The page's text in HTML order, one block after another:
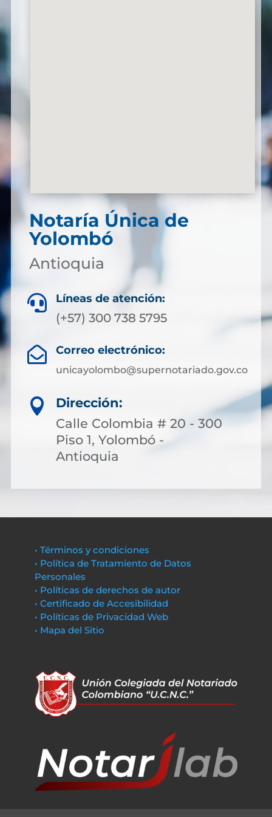
Notaría Única de
Yolombó
Antioquia
 Líneas de atención:
(+57) 300 738 5795
 Correo electrónico:
unicayolombo@supernotariado.gov.co

Dirección:
Calle Colombia # 20 - 300
Piso 1, Yolombó -
Antioquia
• Términos y condiciones
• Política de Tratamiento de Datos
Personales
• Políticas de derechos de autor
• Certificado de Accesibilidad
• Políticas de Privacidad Web
• Mapa del Sitio